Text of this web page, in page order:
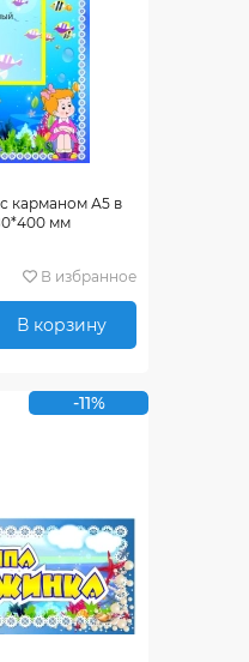
карманом А5 в
мм
В избранное
В корзину
-11%